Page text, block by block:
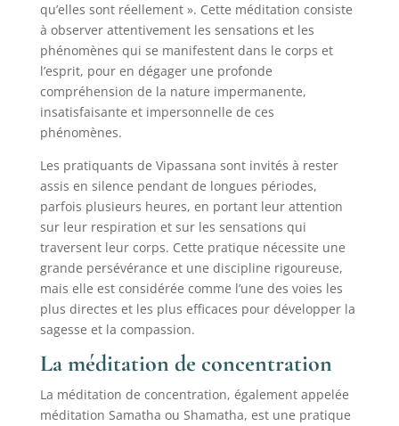
qu’elles sont réellement ». Cette méditation consiste
à observer attentivement les sensations et les
phénomènes qui se manifestent dans le corps et
l’esprit, pour en dégager une profonde
compréhension de la nature impermanente,
insatisfaisante et impersonnelle de ces
phénomènes.
Les pratiquants de Vipassana sont invités à rester
assis en silence pendant de longues périodes,
parfois plusieurs heures, en portant leur attention
sur leur respiration et sur les sensations qui
traversent leur corps. Cette pratique nécessite une
grande persévérance et une discipline rigoureuse,
mais elle est considérée comme l’une des voies les
plus directes et les plus efficaces pour développer la
sagesse et la compassion.
La méditation de concentration
La méditation de concentration, également appelée
méditation Samatha ou Shamatha, est une pratique